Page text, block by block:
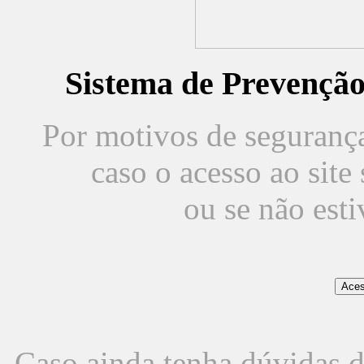
Sistema de
Por motivos de
caso o acesso ao
ou se não